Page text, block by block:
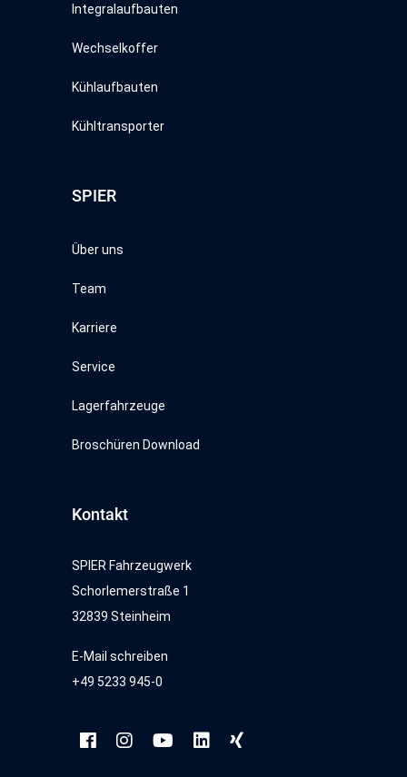
Integralaufbauten
Wechselkoffer
Kühlaufbauten
Kühltransporter
SPIER
Über uns
Team
Karriere
Service
Lagerfahrzeuge
Broschüren Download
Kontakt
SPIER Fahrzeugwerk
Schorlemerstraße 1
32839 Steinheim
E-Mail schreiben
+49 5233 945-0